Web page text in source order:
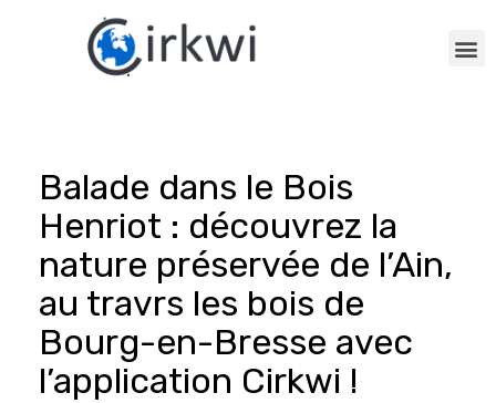
Balade dans le Bois
Henriot : découvrez la
nature préservée de l’Ain,
au travrs les bois de
Bourg-en-Bresse avec
l’application Cirkwi !